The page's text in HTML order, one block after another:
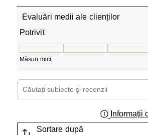
Evaluări medii ale clienților
Potrivit
Măsuri mici
Căutați subiecte și recenzii căutați
Informații
Sortare după